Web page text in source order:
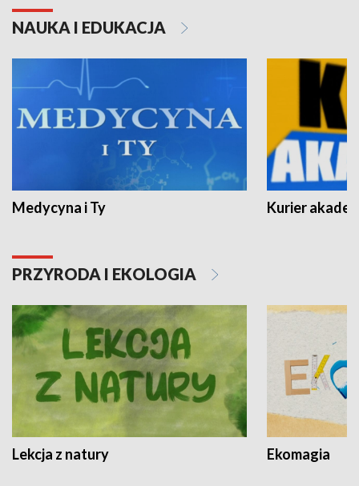
NAUKA I EDUKACJA
Medycyna i Ty Kurier
PRZYRODA I EKOLOGIA
Lekcja z natury Ekomagia